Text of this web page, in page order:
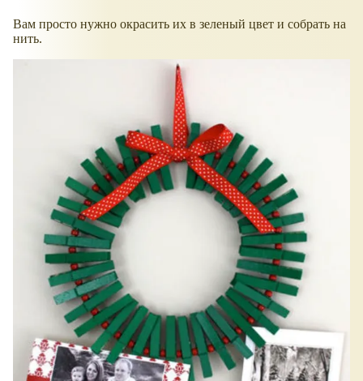
Вам просто нужно окрасить их в зеленый цвет и собрать на
нить.